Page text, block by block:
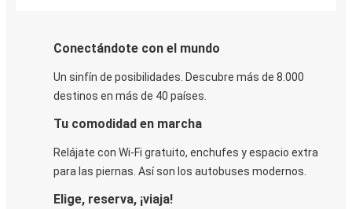
Conectándote con el mundo
Un sinfín de posibilidades. Descubre más de 8.000
destinos en más de 40 países.
Tu comodidad en marcha
Relájate con Wi-Fi gratuito, enchufes y espacio extra
para las piernas. Así son los autobuses modernos.
Elige, reserva, ¡viaja!